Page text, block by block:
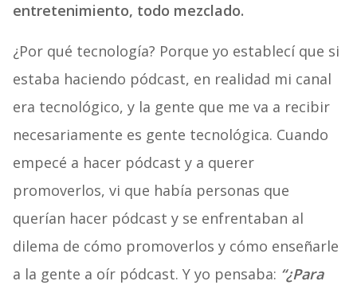
entretenimiento, todo mezclado.
¿Por qué tecnología? Porque yo establecí que si
estaba haciendo pódcast, en realidad mi canal
era tecnológico, y la gente que me va a recibir
necesariamente es gente tecnológica. Cuando
empecé a hacer pódcast y a querer
promoverlos, vi que había personas que
querían hacer pódcast y se enfrentaban al
dilema de cómo promoverlos y cómo enseñarle
a la gente a oír pódcast. Y yo pensaba: “¿Para